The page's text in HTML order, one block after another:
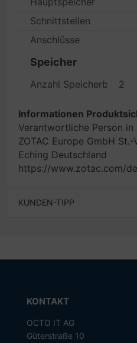
Schnittstellen
Anschlüsse
Speicher
Anzahl Speicherbänke
2
Informationen
Verantwortliche Person in
ZOTAC Europe GmbH
Eching Deutschland
https://www.zotac.com/
KUNDEN-TIPP
KONTAKT
OCTO IT AG
Güterstraße 10